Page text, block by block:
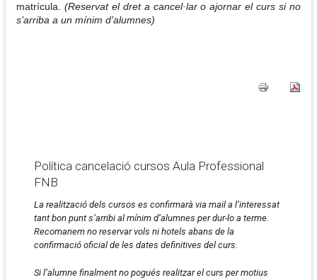
matrícula. (Reservat el dret a cancel·lar o ajornar el curs si no
s’arriba a un mínim d'alumnes)
Política cancelació cursos Aula Professional
FNB
La realització dels cursos es confirmarà via mail a l’interessat
tant bon punt s’arribi al mínim d’alumnes per dur-lo a terme.
Recomanem no reservar vols ni hotels abans de la
confirmació oficial de les dates definitives del curs.
Si l’alumne finalment no pogués realitzar el curs per motius